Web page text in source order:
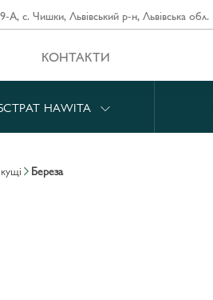
А, с. Чишки, Львівський р-н, Львівська обл.
КОНТАКТИ
HAWITA
береза